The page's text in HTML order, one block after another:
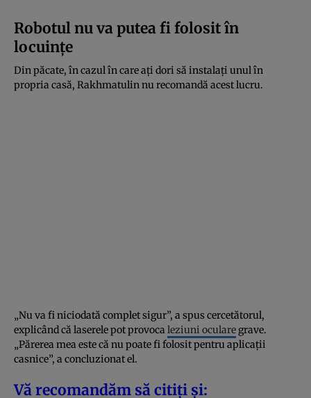
Robotul nu va putea fi folosit în
locuințe
Din păcate, în cazul în care ați dori să instalați unul în
propria casă, Rakhmatulin nu recomandă acest lucru.
„Nu va fi niciodată complet sigur”, a spus cercetătorul,
explicând că laserele pot provoca leziuni oculare grave.
„Părerea mea este că nu poate fi folosit pentru aplicații
casnice”, a concluzionat el.
Vă recomandăm să citiți și: